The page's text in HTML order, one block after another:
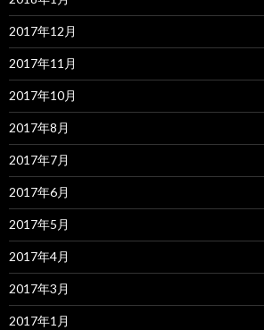
2017年12月
2017年11月
2017年10月
2017年8月
2017年7月
2017年6月
2017年5月
2017年4月
2017年3月
2017年1月